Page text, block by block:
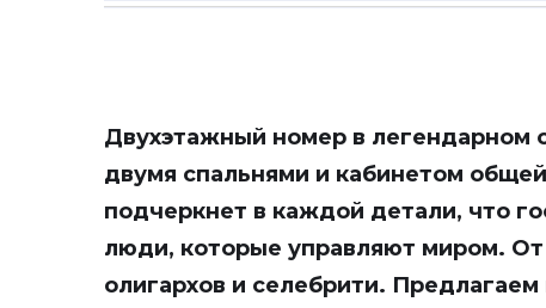
Двухэтажный номер в легендарном
двумя спальнями и кабинетом
подчеркнет в каждой детали, что
люди, которые управляют миром.
олигархов и селебрити.